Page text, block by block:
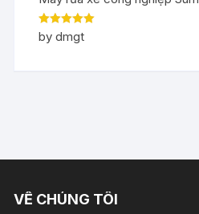
Rated5out
of 5
by dmgt
VỀ CHÚNG TÔI